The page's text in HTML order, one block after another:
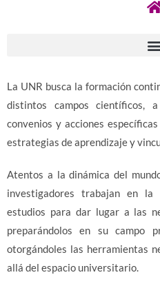
La UNR promueve la
La UNR busca la formación
distintos campos científicos,
convenios y acciones
estrategias de aprendizaje y
Atentos a la dinámica del
investigadores trabajan en
estudios para dar lugar a las
preparándolos en su campo
otorgándoles las herramientas
allá del espacio universitario.